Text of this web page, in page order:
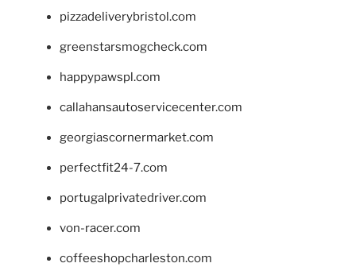
pizzadeliverybristol.com
greenstarsmogcheck.com
happypawspl.com
callahansautoservicecenter.com
georgiascornermarket.com
perfectfit24-7.com
portugalprivatedriver.com
von-racer.com
coffeeshopcharleston.com